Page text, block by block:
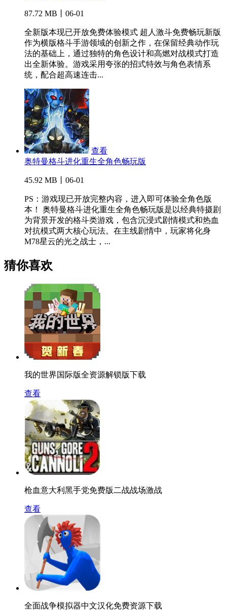
87.72 MB丨06-01
全新版本现已开放免费体验模式 超人激斗免费畅玩新版
作为横版格斗手游领域的创新之作，在保留经典动作玩
法的基础上，通过独特的角色设计和高燃对战模式打造
出全新体验。游戏采用夸张的招式特效与角色表情系
统，配合超高速连击...
查看
奥特曼格斗进化重生全角色畅玩版
45.92 MB丨06-01
PS：游戏现已开放完整内容，进入即可体验全角色版
本！ 奥特曼格斗进化重生全角色畅玩版是以经典特摄剧
为背景开发的格斗类游戏，包含沉浸式剧情模式和热血
对抗模式两大核心玩法。在主线剧情中，玩家将化身
M78星云的光之战士，...
猜你喜欢
我的世界国际版全资源解锁版下载
查看
枪血意大利黑手党免费版二战战场激战
查看
全面战争模拟器中文汉化免费资源下载